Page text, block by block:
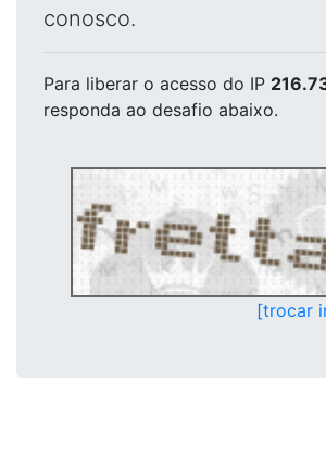
conosco.
Para liberar o acesso do IP
responda ao desafio abaixo.
[trocar